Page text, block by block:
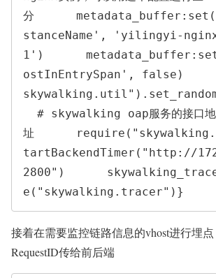
分
stanceName', 'yilingyi-
1')
ostInEntrySpan', false)
# skywalking oap服务的接口地
址
tartBackendTimer("http://
2800")
e("skywalking.tracer")}
接着在需要监控链路信息的vhost进行埋
RequestID传给前后端